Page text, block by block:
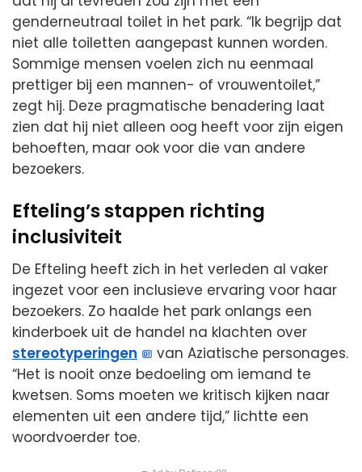
genderneutraal toilet in het park. “Ik begrijp dat
niet alle toiletten aangepast kunnen worden.
Sommige mensen voelen zich nu eenmaal
prettiger bij een mannen- of vrouwentoilet,”
zegt hij. Deze pragmatische benadering laat
zien dat hij niet alleen oog heeft voor zijn eigen
behoeften, maar ook voor die van andere
bezoekers.
Efteling’s stappen richting
inclusiviteit
De Efteling heeft zich in het verleden al vaker
ingezet voor een inclusieve ervaring voor haar
bezoekers. Zo haalde het park onlangs een
kinderboek uit de handel na klachten over
stereotyperingen
van Aziatische personages.
“Het is nooit onze bedoeling om iemand te
kwetsen. Soms moeten we kritisch kijken naar
elementen uit een andere tijd,” lichtte een
woordvoerder toe.